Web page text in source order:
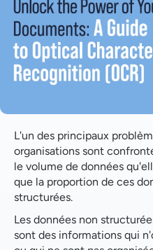
OCR et apprentissage
combinaison puissante
Amélioration de la
rationalisation des flux
Sécurité et protection
OCR : la base de la
Numérisation des
centralisé
Automatisation des flux
de l'efficacité
L'un des principaux
organisations sont
le volume de données
que la proportion de ces
structurées.
Les données non
sont des informations qui